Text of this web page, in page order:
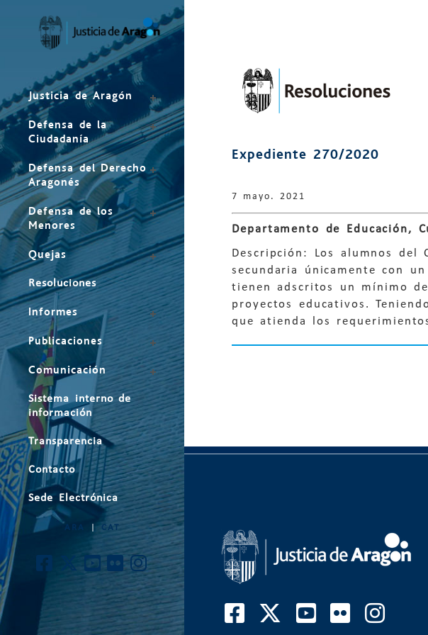
Justicia de Aragón
Defensa de la
Ciudadanía
Defensa del Derecho
Aragonés
Defensa de los
Menores
Quejas
Resoluciones
Informes
Publicaciones
Comunicación
Sistema interno de
información
Transparencia
Contacto
Sede Electrónica
ARA CAT
Expediente 270/2020
7 mayo. 2021
Departamento de Educación,
Descripción: Los alumnos del
secundaria únicamente con
tienen adscritos un mínimo
proyectos educativos.
que atienda los